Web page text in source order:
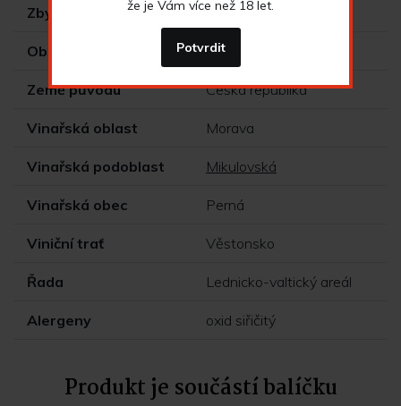
Zbytkový cukr suché
Obsah alkoholu 13,0 % obj.
Země původu Česká republika
Vinařská oblast Morava
Vinařská podoblast Mikulovská
Vinařská obec Perná
Viniční trať Věstonsko
Řada Lednicko-valtický areál
Alergeny oxid siřičitý
Produkt je součástí balíčku
že je Vám více než 18 let.
Potvrdit